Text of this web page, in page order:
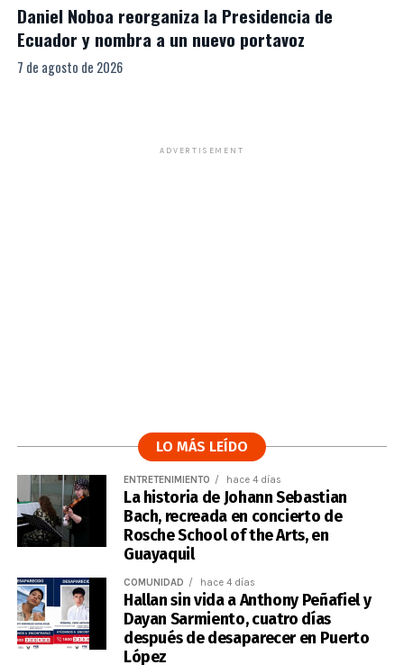
Daniel Noboa reorganiza la Presidencia de
Ecuador y nombra a un nuevo portavoz
7 de agosto de 2026
ADVERTISEMENT
LO MÁS LEÍDO
ENTRETENIMIENTO hace 4 días
La historia de Johann Sebastian
Bach, recreada en concierto de
Rosche School of the Arts, en
Guayaquil
COMUNIDAD hace 4 días
Hallan sin vida a Anthony Peñafiel y
Dayan Sarmiento, cuatro días
después de desaparecer en Puerto
López